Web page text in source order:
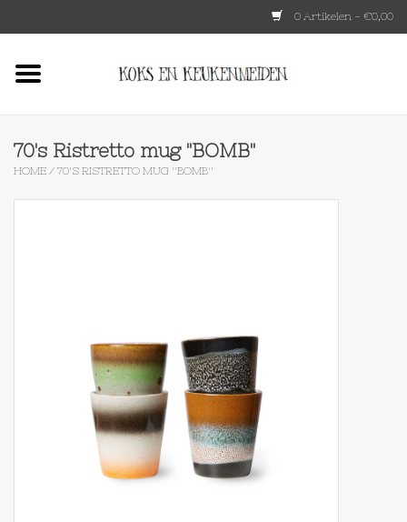
0 Artikelen - €0,00
70's Ristretto mug ''BOMB''
HOME / 70'S RISTRETTO MUG ''BOMB''